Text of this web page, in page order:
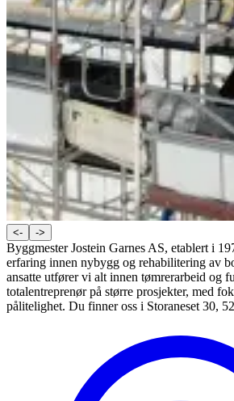
<- ->
Byggmester Jostein Garnes AS, etablert i
erfaring innen nybygg og rehabilitering av
ansatte utfører vi alt innen tømrerarbeid og
totalentreprenør på større prosjekter, med
pålitelighet. Du finner oss i Storaneset 30,